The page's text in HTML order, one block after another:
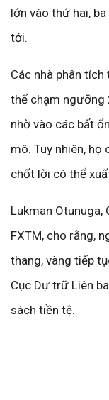
lớn vào thứ hai,
tới.
Các nhà phân tích
thể chạm ngưỡng
nhờ vào các bất
mô. Tuy nhiên, họ
chốt lời có thể
Lukman
FXTM, cho rằng,
thang, vàng tiếp
Cục Dự trữ Liên
sách tiền tệ.